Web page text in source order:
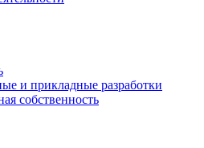
и прикладные разработки
собственность